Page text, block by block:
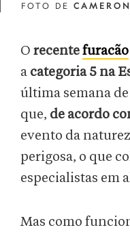
FOTO DE
O recentefuracão
a categoria 5 na
última semana
que, de acordo
evento da
perigosa, o que
especialistas em
Mas como